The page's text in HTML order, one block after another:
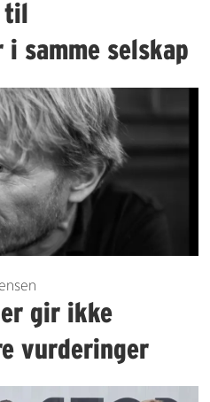
til
samme selskap
gir ikke
vurderinger